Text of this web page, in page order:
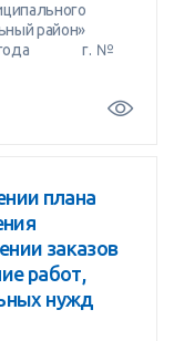
район»
года г. №
плана
заказов
работ,
нужд